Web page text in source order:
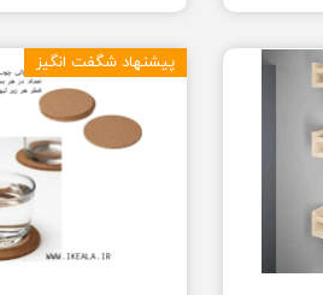
پیشنهاد شگفت انگیز